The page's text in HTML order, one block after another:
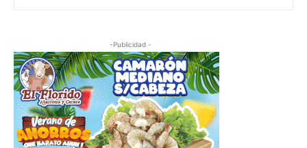
-Publicidad -